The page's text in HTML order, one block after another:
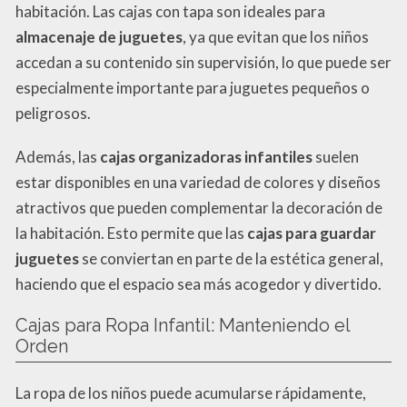
habitación. Las cajas con tapa son ideales para
almacenaje de juguetes, ya que evitan que los niños
accedan a su contenido sin supervisión, lo que puede ser
especialmente importante para juguetes pequeños o
peligrosos.
Además, las cajas organizadoras infantilessuelen
estar disponibles en una variedad de colores y diseños
atractivos que pueden complementar la decoración de
la habitación. Esto permite que las cajas para guardar
juguetesse conviertan en parte de la estética general,
haciendo que el espacio sea más acogedor y divertido.
Cajas para Ropa Infantil: Manteniendo el
Orden
La ropa de los niños puede acumularse rápidamente,